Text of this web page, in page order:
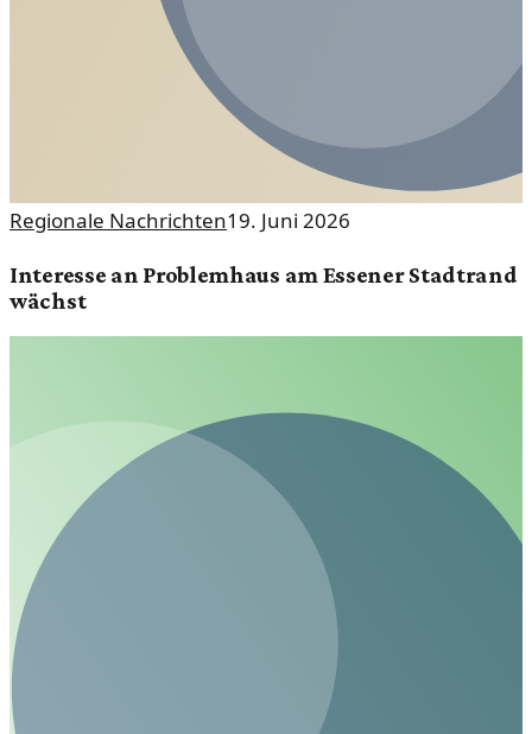
Regionale Nachrichten19. Juni 2026
Interesse an Problemhaus am Essener Stadtrand
wächst